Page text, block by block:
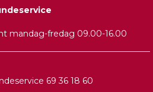
mandag-fredag 09.00-16.00
69 36 18 60